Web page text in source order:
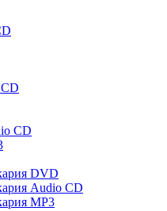
CD
DVD
Audio CD
MP3